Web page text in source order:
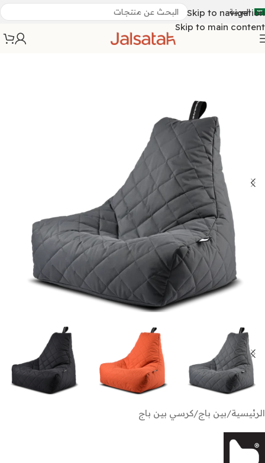
Skip to navigation
Skip to main content
العربية
الرئيسية/بين باج/كرسي بين باج